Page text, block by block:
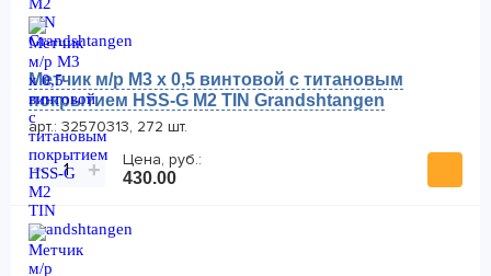
Метчик м/р М3 х 0,5 винтовой с титановым
покрытием HSS-G M2 TIN Grandshtangen
арт.: 32570313, 272 шт.
− +
Цена, руб.:
430.00